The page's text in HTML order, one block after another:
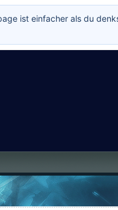
ist einfacher als du